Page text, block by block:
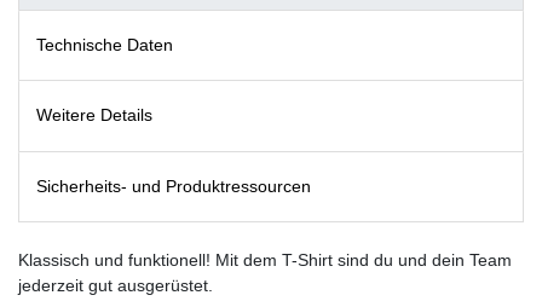
Technische Daten
Weitere Details
Sicherheits- und Produktressourcen
Klassisch und funktionell! Mit dem T-Shirt sind du und dein Team
jederzeit gut ausgerüstet.